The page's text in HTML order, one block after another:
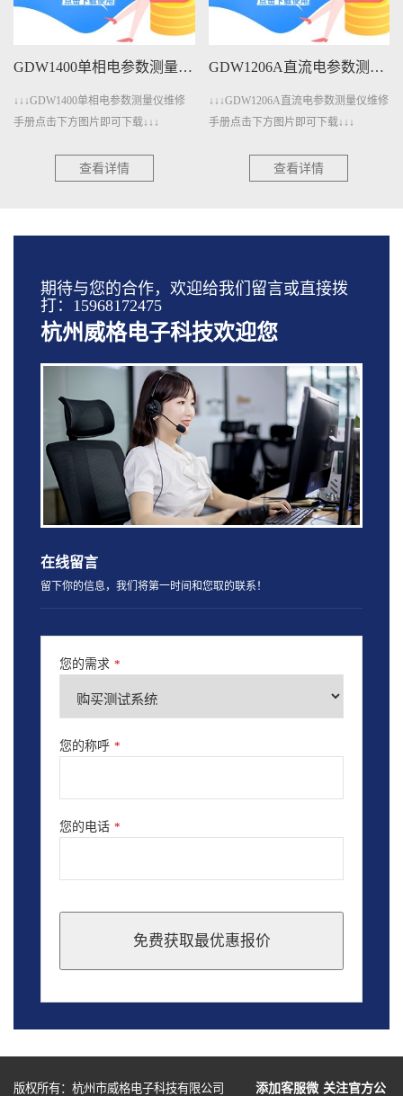
GDW1206A直流电参数测量仪维修手册下载
↓↓↓GDW1206A直流电参数测量仪维修
手册点击下方图片即可下载↓↓↓
查看详情
GDW401A变压器测量仪维修手册下载
↓↓↓GDW401A变压器测量仪维修手册
点击下方图片即可下载↓↓↓
查看详情
期待与您的合作，欢迎给我们留言或直接拨
打：15968172475
杭州威格电子科技欢迎您
在线留言
留下你的信息，我们将第一时间和您取的联系！
您的需求 *
您的称呼 *
您的电话 *
免费获取最优惠报价
should
blank
版权所有：杭州市威格电子科技有限公司 添加客服微 关注官方公